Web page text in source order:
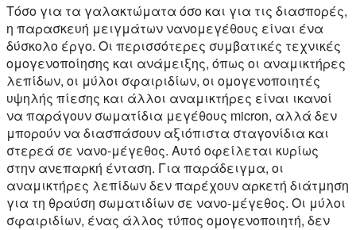
Τόσο για τα γαλακτώματα όσο και για τις διασπορές,
η παρασκευή μειγμάτων νανομεγέθους είναι ένα
δύσκολο έργο. Οι περισσότερες συμβατικές τεχνικές
ομογενοποίησης και ανάμειξης, όπως οι αναμικτήρες
λεπίδων, οι μύλοι σφαιριδίων, οι ομογενοποιητές
υψηλής πίεσης και άλλοι αναμικτήρες είναι ικανοί
να παράγουν σωματίδια μεγέθους micron, αλλά δεν
μπορούν να διασπάσουν αξιόπιστα σταγονίδια και
στερεά σε νανο-μέγεθος. Αυτό οφείλεται κυρίως
στην ανεπαρκή ένταση. Για παράδειγμα, οι
αναμικτήρες λεπίδων δεν παρέχουν αρκετή διάτμηση
για τη θραύση σωματιδίων σε νανο-μέγεθος. Οι μύλοι
σφαιριδίων, ένας άλλος τύπος ομογενοποιητή, δεν